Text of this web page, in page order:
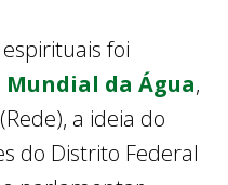
foi
Mundial da Água,
a ideia do
do Distrito Federal